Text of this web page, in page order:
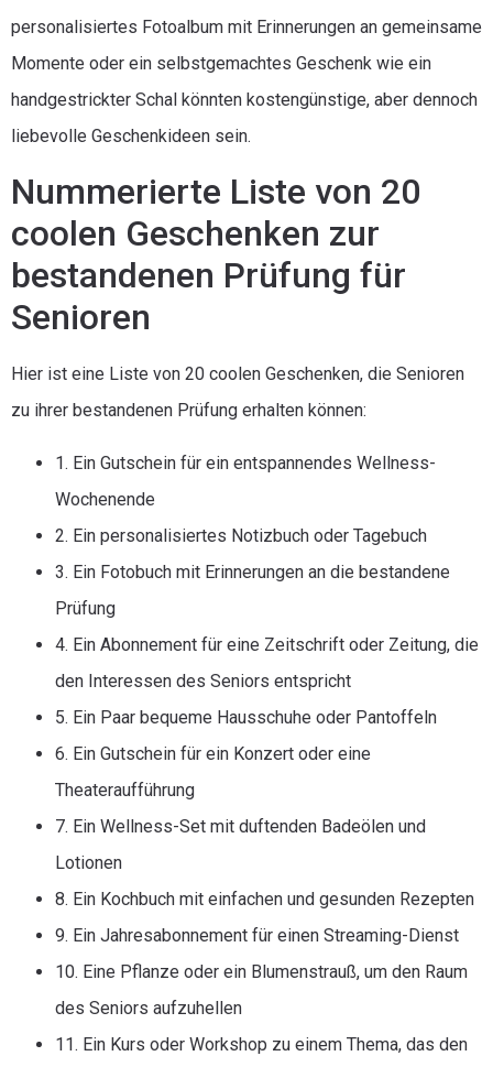
personalisiertes Fotoalbum mit Erinnerungen an gemeinsame
Momente oder ein selbstgemachtes Geschenk wie ein
handgestrickter Schal könnten kostengünstige, aber dennoch
liebevolle Geschenkideen sein.
Nummerierte Liste von 20
coolen Geschenken zur
bestandenen Prüfung für
Senioren
Hier ist eine Liste von 20 coolen Geschenken, die Senioren
zu ihrer bestandenen Prüfung erhalten können:
1. Ein Gutschein für ein entspannendes Wellness-
Wochenende
2. Ein personalisiertes Notizbuch oder Tagebuch
3. Ein Fotobuch mit Erinnerungen an die bestandene
Prüfung
4. Ein Abonnement für eine Zeitschrift oder Zeitung, die
den Interessen des Seniors entspricht
5. Ein Paar bequeme Hausschuhe oder Pantoffeln
6. Ein Gutschein für ein Konzert oder eine
Theateraufführung
7. Ein Wellness-Set mit duftenden Badeölen und
Lotionen
8. Ein Kochbuch mit einfachen und gesunden Rezepten
9. Ein Jahresabonnement für einen Streaming-Dienst
10. Eine Pflanze oder ein Blumenstrauß, um den Raum
des Seniors aufzuhellen
11. Ein Kurs oder Workshop zu einem Thema, das den